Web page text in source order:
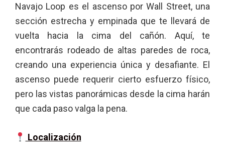
Navajo Loop es el ascenso por Wall Street, una
sección estrecha y empinada que te llevará de
vuelta hacia la cima del cañón. Aquí, te
encontrarás rodeado de altas paredes de roca,
creando una experiencia única y desafiante. El
ascenso puede requerir cierto esfuerzo físico,
pero las vistas panorámicas desde la cima harán
que cada paso valga la pena.
Localización